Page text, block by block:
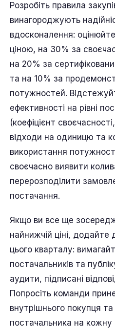
Розробіть правила
винагороджують
вдосконалення:
ціною, на 30% за
на 20% за
та на 10% за
потужностей.
ефективності на рівні
(коефіцієнт
відходи на одиницю та
використання
своєчасно виявити
перерозподілити
постачання.
Якщо ви все ще
найнижчій ціні, додайте
цього кварталу:
постачальників та
аудити, підписані
Попросіть команди
внутрішнього покупця
постачальника на кожну